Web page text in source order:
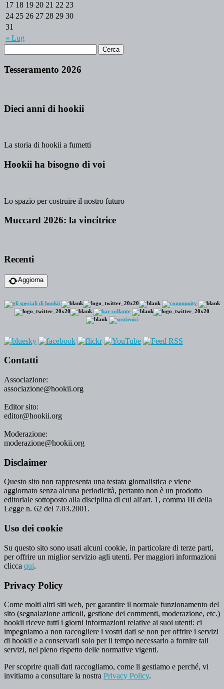
« Lug
17 18 19 20 21 22 23
24 25 26 27 28 29 30
31
Tesseramento 2026
Dieci anni di hookii
La storia di hookii a fumetti
Hookii ha bisogno di voi
Lo spazio per costruire il nostro futuro
Muccard 2026: la vincitrice
Recenti
Aggiorna
Contatti
Associazione:
associazione@hookii.org
Editor sito:
editor@hookii.org
Moderazione:
moderazione@hookii.org
Disclaimer
Questo sito non rappresenta una testata giornalistica e viene
aggiornato senza alcuna periodicità, pertanto non è un prodotto
editoriale sottoposto alla disciplina di cui all'art. 1, comma III della
Legge n. 62 del 7.03.2001.
Uso dei cookie
Su questo sito sono usati alcuni cookie, in particolare di terze parti,
per offrire un miglior servizio agli utenti. Per maggiori informazioni
clicca qui.
Privacy Policy
Come molti altri siti web, per garantire il normale funzionamento del
sito (segnalazione articoli, gestione dei commenti, moderazione, etc.)
hookii riceve tutti i giorni informazioni relative ai suoi utenti: ci
impegniamo a non raccogliere i vostri dati se non per offrire i servizi
di hookii e a conservarli solo per il tempo necessario a fornire tali
servizi, nel pieno rispetto delle normative vigenti.
Per scoprire quali dati raccogliamo, come li gestiamo e perché, vi
invitiamo a consultare la nostra Privacy Policy.